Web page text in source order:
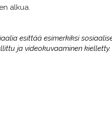
alkua.
esittää esimerkiksi
ja videokuvaaminen kielletty.